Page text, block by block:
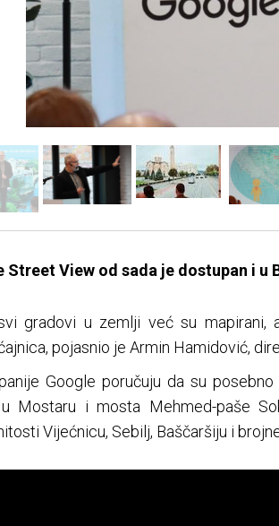
Street View od sada je dostupan i u
gradovi u zemlji već su mapirani,
pojasnio je Armin Hamidović,
Google poručuju da su
Mostaru i mosta Mehmed-paše
Vijećnicu, Sebilj, Baščaršiju i